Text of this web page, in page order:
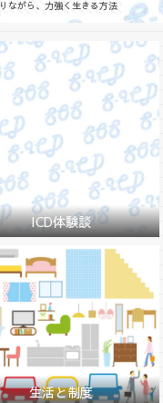
ながら、力強く生きる方法
ICD体験談
生活と制度